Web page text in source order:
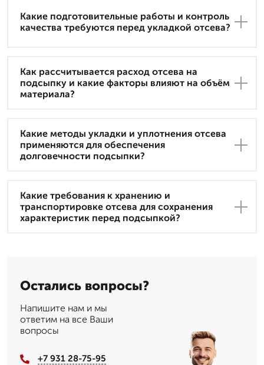
Какие подготовительные работы и контроль
качества требуются перед укладкой отсева?
Как рассчитывается расход отсева на
подсыпку и какие факторы влияют на объём
материала?
Какие методы укладки и уплотнения отсева
применяются для обеспечения
долговечности подсыпки?
Какие требования к хранению и
транспортировке отсева для сохранения
характеристик перед подсыпкой?
Остались вопросы?
Напишите нам и мы
ответим на все Ваши
вопросы
+7 931 28-75-95